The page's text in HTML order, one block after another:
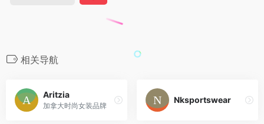
相关导航
Aritzia
加拿大时尚女装品牌
Nksportswear